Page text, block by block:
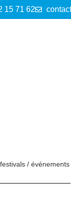
15 71 62
/ événements